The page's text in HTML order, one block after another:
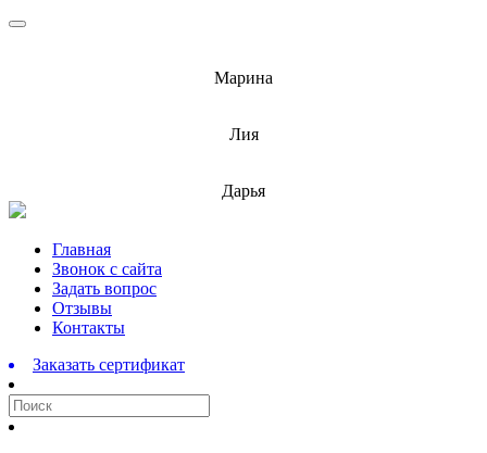
Марина
Лия
Дарья
Перейти
содержимому
Главная
Звонок с сайта
Задать вопрос
Отзывы
Контакты
Заказать сертификат